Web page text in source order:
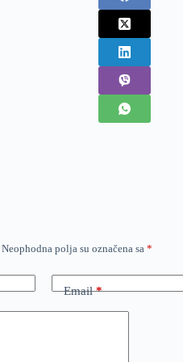
Neophodna polja su označena sa *
Email*